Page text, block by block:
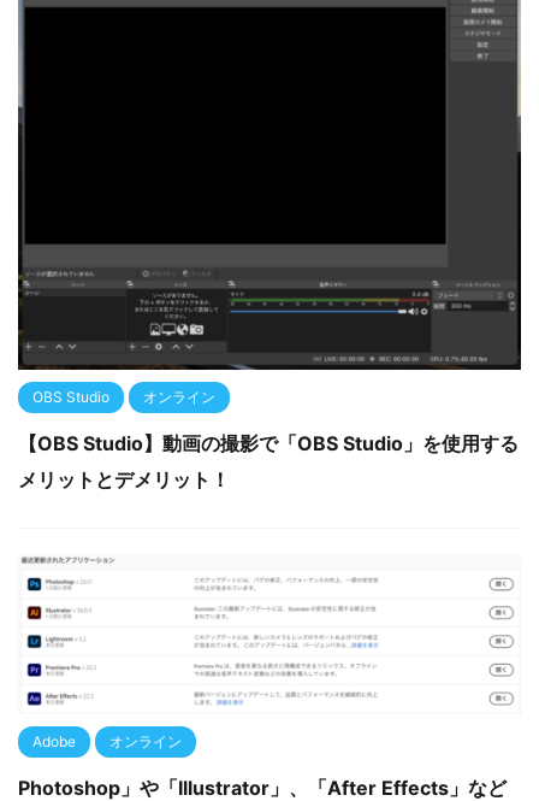
OBS Studio オンライン
【OBS Studio】動画の撮影で「OBS Studio」を使用する
メリットとデメリット！
Adobe オンライン
Photoshop」や「Illustrator」、「After Effects」など